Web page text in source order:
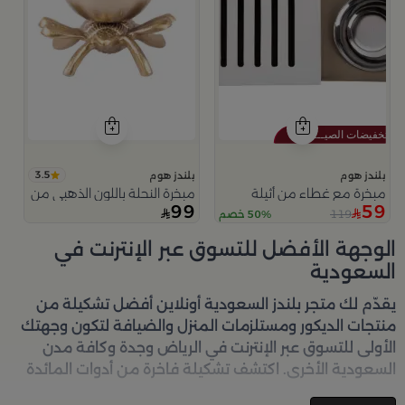
بلندز هوم
مبخرة مع غطاء من أثيلة
59
119 50% خصم
بلندز هوم 3.5
مبخرة النحلة باللون الذهبي من امارا
99
الوجهة الأفضل للتسوق عبر الإنترنت في
السعودية
يقدّم لك متجر بلندز السعودية أونلاين أفضل تشكيلة من
منتجات الديكور ومستلزمات المنزل والضيافة لتكون وجهتك
الأولى للتسوق عبر الإنترنت في الرياض وجدة وكافة مدن
السعودية الأخرى. اكتشف تشكيلة فاخرة من أدوات المائدة